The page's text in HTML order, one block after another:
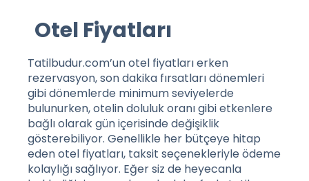
Otel Fiyatları
Tatilbudur.com’un otel fiyatları erken
rezervasyon, son dakika fırsatları dönemleri
gibi dönemlerde minimum seviyelerde
bulunurken, otelin doluluk oranı gibi etkenlere
bağlı olarak gün içerisinde değişiklik
gösterebiliyor. Genellikle her bütçeye hitap
eden otel fiyatları, taksit seçenekleriyle ödeme
kolaylığı sağlıyor. Eğer siz de heyecanla